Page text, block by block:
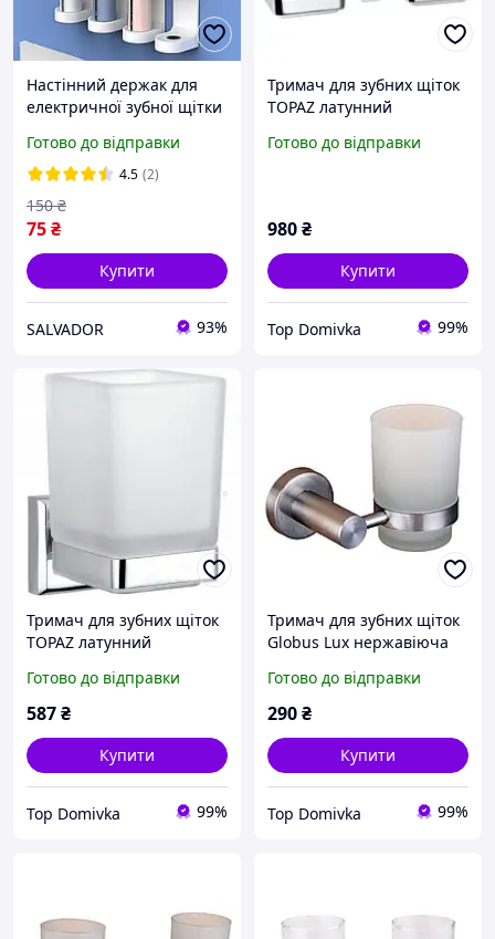
Настінний держак для
електричної зубної щітки
кріплення Підставка
Готово до відправки
4.5 (2)
75₴
150 ₴
Купити
SALVADOR 93%
Тримач для зубних щіток
TOPAZ латунний
Готово до відправки
980₴
Купити
Top Domivka 99%
Тримач для зубних щіток
TOPAZ латунний
Готово до відправки
587₴
Купити
Top Domivka 99%
Тримач для зубних щіток
Globus Lux нержавіюча
Готово до відправки
290₴
Купити
Top Domivka 99%